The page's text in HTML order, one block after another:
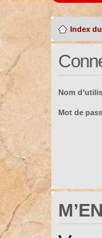
Index
Nom
Mot de